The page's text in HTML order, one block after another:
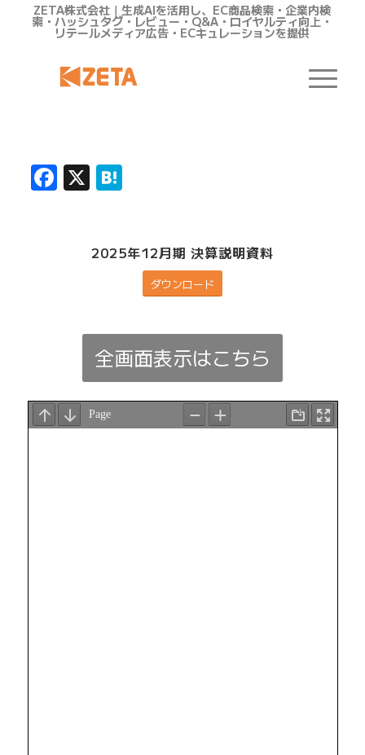
ZETA株式会社｜生成AIを活用し、EC商品検索・企業内検
索・ハッシュタグ・レビュー・Q&A・ロイヤルティ向上・
リテールメディア広告・ECキュレーションを提供
Facebook
X Hatena
2025年12月期 決算説明資料
ダウンロード
全画面表示はこちら